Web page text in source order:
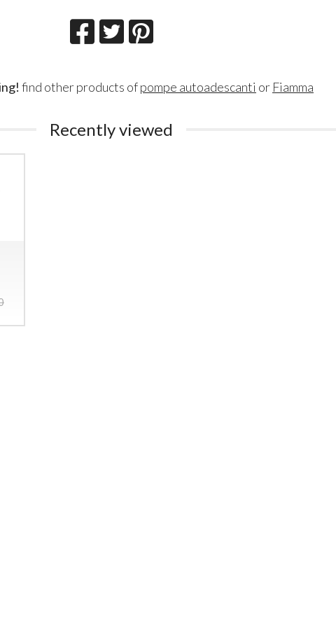
find other products ofpompe autoadescanti or Fiamma
Recently viewed